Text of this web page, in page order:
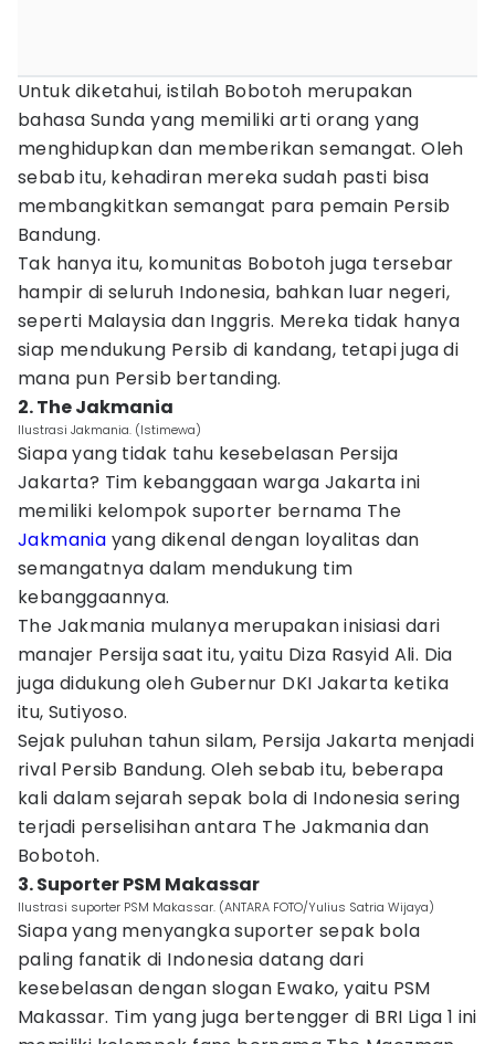
Untuk diketahui, istilah Bobotoh merupakan
bahasa Sunda yang memiliki arti orang yang
menghidupkan dan memberikan semangat. Oleh
sebab itu, kehadiran mereka sudah pasti bisa
membangkitkan semangat para pemain Persib
Bandung.
Tak hanya itu, komunitas Bobotoh juga tersebar
hampir di seluruh Indonesia, bahkan luar negeri,
seperti Malaysia dan Inggris. Mereka tidak hanya
siap mendukung Persib di kandang, tetapi juga di
mana pun Persib bertanding.
2. The Jakmania
Ilustrasi Jakmania. (Istimewa)
Siapa yang tidak tahu kesebelasan Persija
Jakarta? Tim kebanggaan warga Jakarta ini
memiliki kelompok suporter bernama The
Jakmania yang dikenal dengan loyalitas dan
semangatnya dalam mendukung tim
kebanggaannya.
The Jakmania mulanya merupakan inisiasi dari
manajer Persija saat itu, yaitu Diza Rasyid Ali. Dia
juga didukung oleh Gubernur DKI Jakarta ketika
itu, Sutiyoso.
Sejak puluhan tahun silam, Persija Jakarta menjadi
rival Persib Bandung. Oleh sebab itu, beberapa
kali dalam sejarah sepak bola di Indonesia sering
terjadi perselisihan antara The Jakmania dan
Bobotoh.
3. Suporter PSM Makassar
Ilustrasi suporter PSM Makassar. (ANTARA FOTO/Yulius Satria Wijaya)
Siapa yang menyangka suporter sepak bola
paling fanatik di Indonesia datang dari
kesebelasan dengan slogan Ewako, yaitu PSM
Makassar. Tim yang juga bertengger di BRI Liga 1 ini